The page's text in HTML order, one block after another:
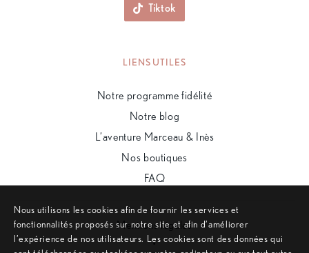
Tiktok
LIENS UTILES
Notre programme fidélité
Notre blog
L’aventure Marceau & Inès
Nos boutiques
FAQ
Mentions légales
•
Nous utilisons les cookies afin de fournir les services et
fonctionnalités proposés sur notre site et afin d’améliorer
l’expérience de nos utilisateurs. Les cookies sont des données qui